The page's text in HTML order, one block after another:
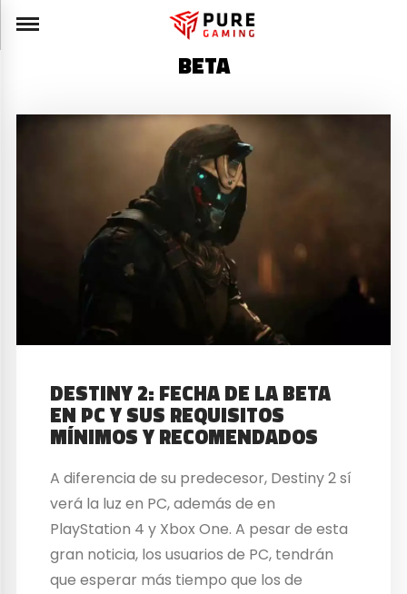
BETA
DESTINY 2: FECHA DE LA BETA
EN PC Y SUS REQUISITOS
MÍNIMOS Y RECOMENDADOS
A diferencia de su predecesor, Destiny 2 sí
verá la luz en PC, además de en
PlayStation 4 y Xbox One. A pesar de esta
gran noticia, los usuarios de PC, tendrán
que esperar más tiempo que los de